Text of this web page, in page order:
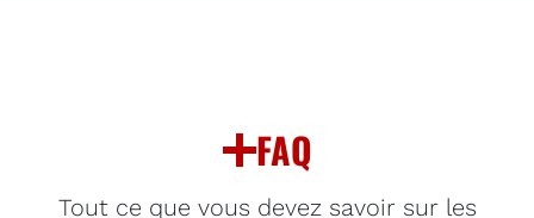
FAQ
Tout ce que vous devez savoir sur les